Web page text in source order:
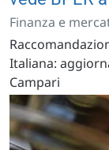
Finanza e
Italiana:
Campari